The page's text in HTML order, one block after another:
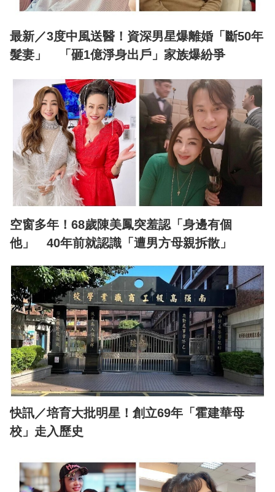
最新／3度中風送醫！資深男星爆離婚「斷50年
髮妻」 「砸1億淨身出戶」家族爆紛爭
空窗多年！68歲陳美鳳突羞認「身邊有個
他」 40年前就認識「遭男方母親拆散」
快訊／培育大批明星！創立69年「霍建華母
校」走入歷史